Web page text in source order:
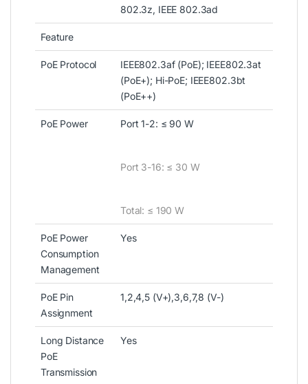
802.3z, IEEE 802.3ad
Feature
PoE Protocol
IEEE802.3af (PoE); IEEE802.3at
(PoE+); Hi-PoE; IEEE802.3bt
(PoE++)
PoE Power Port 1-2: ≤ 90 W
Port 3-16: ≤ 30 W
Total: ≤ 190 W
PoE Power
Consumption
Management
Yes
PoE Pin
Assignment
1,2,4,5 (V+),3,6,7,8 (V-)
Long Distance
PoE
Transmission
Yes